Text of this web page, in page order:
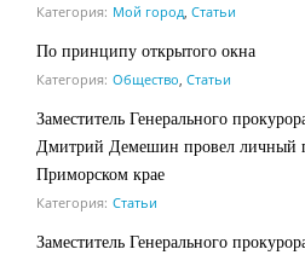
Категория: Мой город Статьи
По принципу открытого окна
Категория: Общество Статьи
Заместитель Генерального
Дмитрий Демешин провел личный
Приморском крае
Категория: Статьи
Заместитель Генерального